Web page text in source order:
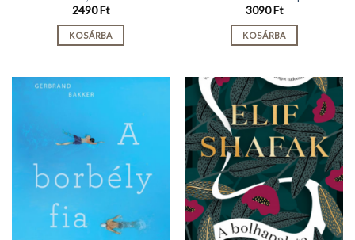
2490Ft
KOSÁRBA
3090Ft
KOSÁRBA